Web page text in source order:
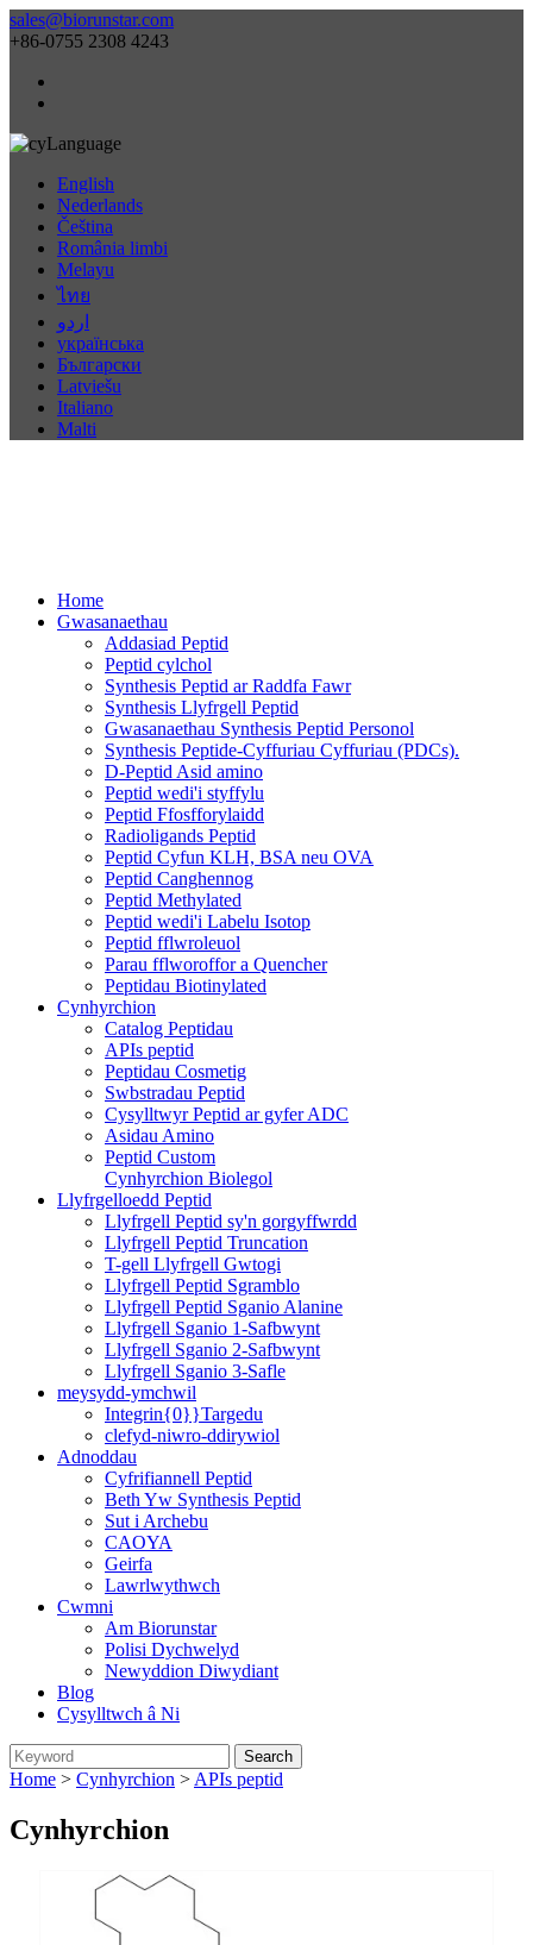
sales@biorunstar.com
+86-0755 2308 4243
Language
English
Nederlands
Čeština
România limbi
Melayu
ไทย
اردو
українська
Български
Latviešu
Italiano
Malti
Home
Gwasanaethau
Addasiad Peptid
Peptid cylchol
Synthesis Peptid ar Raddfa Fawr
Synthesis Llyfrgell Peptid
Gwasanaethau Synthesis Peptid Personol
Synthesis Peptide-Cyffuriau Cyffuriau (PDCs).
D-Peptid Asid amino
Peptid wedi'i styffylu
Peptid Ffosfforylaidd
Radioligands Peptid
Peptid Cyfun KLH, BSA neu OVA
Peptid Canghennog
Peptid Methylated
Peptid wedi'i Labelu Isotop
Peptid fflwroleuol
Parau fflworoffor a Quencher
Peptidau Biotinylated
Cynhyrchion
Catalog Peptidau
APIs peptid
Peptidau Cosmetig
Swbstradau Peptid
Cysylltwyr Peptid ar gyfer ADC
Asidau Amino
Peptid Custom
Cynhyrchion Biolegol
Llyfrgelloedd Peptid
Llyfrgell Peptid sy'n gorgyffwrdd
Llyfrgell Peptid Truncation
T-gell Llyfrgell Gwtogi
Llyfrgell Peptid Sgramblo
Llyfrgell Peptid Sganio Alanine
Llyfrgell Sganio 1-Safbwynt
Llyfrgell Sganio 2-Safbwynt
Llyfrgell Sganio 3-Safle
meysydd-ymchwil
Integrin{0}}Targedu
clefyd-niwro-ddirywiol
Adnoddau
Cyfrifiannell Peptid
Beth Yw Synthesis Peptid
Sut i Archebu
CAOYA
Geirfa
Lawrlwythwch
Cwmni
Am Biorunstar
Polisi Dychwelyd
Newyddion Diwydiant
Blog
Cysylltwch â Ni
Home > Cynhyrchion > APIs peptid
Cynhyrchion